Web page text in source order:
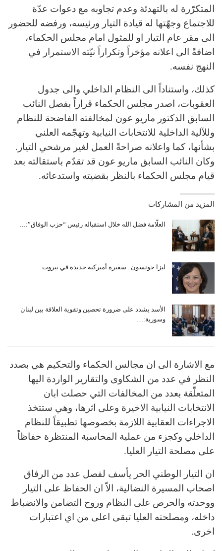
المتكرّرة له بالتهدئة وعدم تجاوبه مع دعوات عدّة
للاجتماع وجهّتها له قيادة التيار ورئيسه، ورفضه للحضور
الى مقر عام التيار او للمثول امام مجلس الحكماء،
اضافةً الى اعلانه مؤخراً وتكراراً نيّته الاستمرار في
النهج نفسه.
كذلك، واستناداً الى النظام الداخلي والى جدول
العقوبات، اصدر مجلس الحكماء قراراً بفصل النائب
السابق الدكتور ماريو عون لمخالفته الفاضحة للنظام
وللآلية الداخلية للانتخابات النيابية وتهجّمه العلني
بشأنها، كما واعلانه صراحةً العمل لغير مرشحي التيار.
وكان النائب السابق ماريو عون قد تقدّم باستقالته بعد
قيام مجلس الحكماء بالنظر بقضيته واستدعائه.
المزيد من المشاركات
العلّامة فضل الله خلال استقباله رئيس “حزب الوفاق”:…
ليزا جونسون.. سفيرة أميركية جديدة في بيروت
الأسد يشدد على ضرورة تحصين وتقوية العلاقة بين لبنان
وسورية:…
مع الاشارة الى ان مجالس الحكماء والتحكيم هي بصدد
النظر في عدد من الشكاوى والتقارير الواردة اليها
المتعلّقة بعدد من المخالفات التي حصلت ابان
الانتخابات النيابية الاخيرة وعلى اثرها، وهي ستتخذ
الاجراءات العقابية اللازمة بخصوصها تطبيقاً للنظام
الداخلي وكجزء من عملية المحاسبة المنتظرة حفاظاً
على مصلحة التيار العليا.
ان التيار الوطني الحر يأسف لفصل عدد من الرفاق
اصحاب المسيرة النضالية، الاّ ان الحفاظ على التيار
ووحدته والحرص على النظام وروح التضامن والانضباط
داخله، ومصلحته العليا تبقى اعلى من اي اعتبارات
اخرى.